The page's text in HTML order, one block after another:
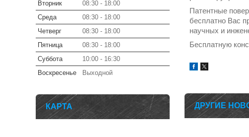
Патентные
бесплатно Вас
научных и
Бесплатную
ДРУГИЕ
Вторник
08:30
18:00
Среда
08:30
18:00
Четверг
08:30
18:00
Пятница
08:30
18:00
Суббота
10:00
16:30
Воскресенье
Выходной
КАРТА